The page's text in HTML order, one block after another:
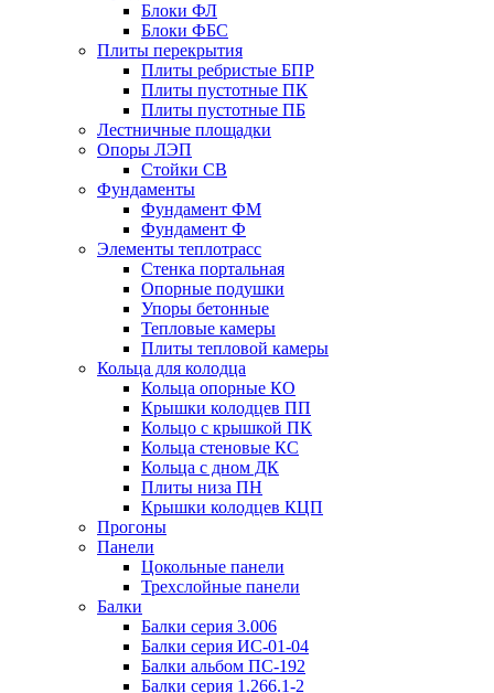
Блоки ФЛ
Блоки ФБС
Плиты перекрытия
Плиты ребристые БПР
Плиты пустотные ПК
Плиты пустотные ПБ
Лестничные площадки
Опоры ЛЭП
Стойки СВ
Фундаменты
Фyндамент ФМ
Фyндамент Ф
Элементы теплотрасс
Стенка портальная
Опорные подушки
Упоры бетонные
Тепловые камеры
Плиты тепловой камеры
Кольца для колодца
Кольца опорные КО
Крышки колодцев ПП
Кольцо с крышкой ПК
Кольца стеновые КС
Кольца с дном ДК
Плиты низа ПН
Крышки колодцев КЦП
Прогоны
Панели
Цокольные панели
Трехслойные панели
Балки
Балки серия 3.006
Балки серия ИС-01-04
Балки альбом ПС-192
Балки серия 1.266.1-2